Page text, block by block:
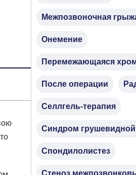
Межпозвоночная
Онемение
Перемежающаяся
После операции
Селлгель-терапия
Синдром
Спондилолистез
Стеноз